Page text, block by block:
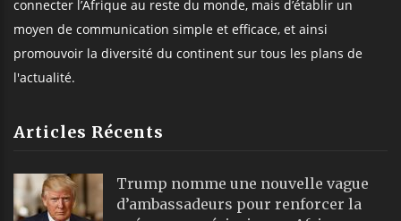
connecter l’Afrique au reste du monde, mais d’établir un
moyen de communication simple et efficace, et ainsi
promouvoir la diversité du continent sur tous les plans de
l'actualité.
Articles Récents
Trump nomme une nouvelle vague
d’ambassadeurs pour renforcer la